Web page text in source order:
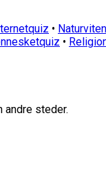
•
•
steder.